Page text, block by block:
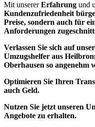
Mit unsererErfahrung und
Kundenzufriedenheit
Preise, sondern auch für
Anforderungen
Verlassen Sie sich auf unser
Umzugshelfer aus
Oberhausen so angenehm
Optimieren Sie Ihren
auch Geld.
Nutzen Sie jetzt unseren
Angebote zu erhalten.